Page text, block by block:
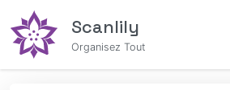
Scanlily
Organisez Tout